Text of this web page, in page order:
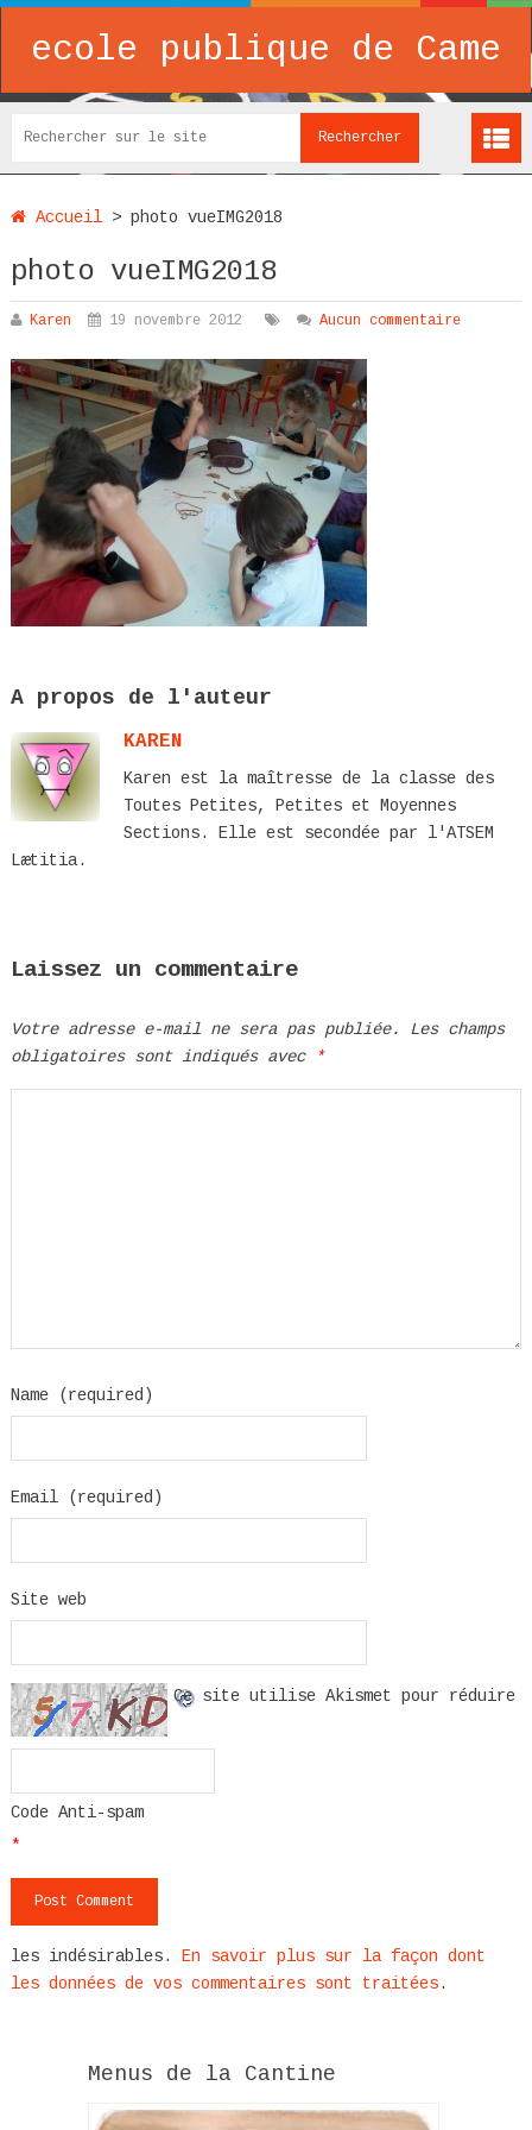
ecole publique de Came
Accueil> photo vueIMG2018
photo vueIMG2018
Karen 19 novembre 2012 Aucun commentaire
A propos de l'auteur
KAREN
Karen est la maîtresse de la classe des
Toutes Petites, Petites et Moyennes
Sections. Elle est secondée par l'ATSEM
Lætitia.
Laissez un commentaire
Votre adresse e-mail ne sera pas publiée.
Les champs
obligatoires sont indiqués avec
*
Name (required)
Email (required)
Site web
Code Anti-spam
*
Ce site utilise Akismet pour réduire
les indésirables.
En savoir plus sur la façon dont
les données de vos commentaires sont traitées.
Menus de la Cantine